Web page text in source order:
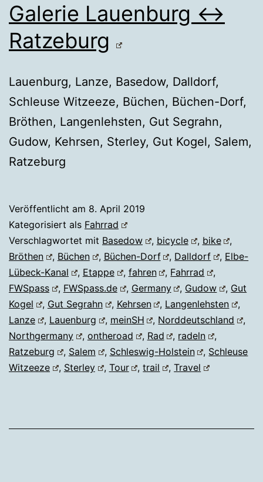
Galerie Lauenburg ↔
Ratzeburg
Lauenburg, Lanze, Basedow, Dalldorf,
Schleuse Witzeeze, Büchen, Büchen-Dorf,
Bröthen, Langenlehsten, Gut Segrahn,
Gudow, Kehrsen, Sterley, Gut Kogel, Salem,
Ratzeburg
Veröffentlicht am 8. April 2019
Kategorisiert als Fahrrad
Verschlagwortet mit Basedow , bicycle , bike
,
Bröthen
, Büchen , Büchen-Dorf , Dalldorf , Elbe-
Lübeck-Kanal
, Etappe , fahren , Fahrrad
,
FWSpass
, FWSpass.de , Germany , Gudow , Gut
Kogel
, Gut Segrahn , Kehrsen , Langenlehsten
,
Lanze
, Lauenburg , meinSH , Norddeutschland
,
Northgermany
, ontheroad , Rad , radeln
,
Ratzeburg
, Salem , Schleswig-Holstein , Schleuse
Witzeeze
, Sterley , Tour ,trail ,Travel